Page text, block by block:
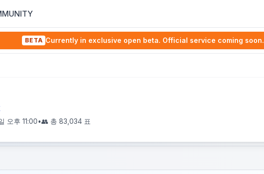
BETA Currently in exclusive open beta. Official service coming soon.
오후 11:00•👥 총 83,034 표